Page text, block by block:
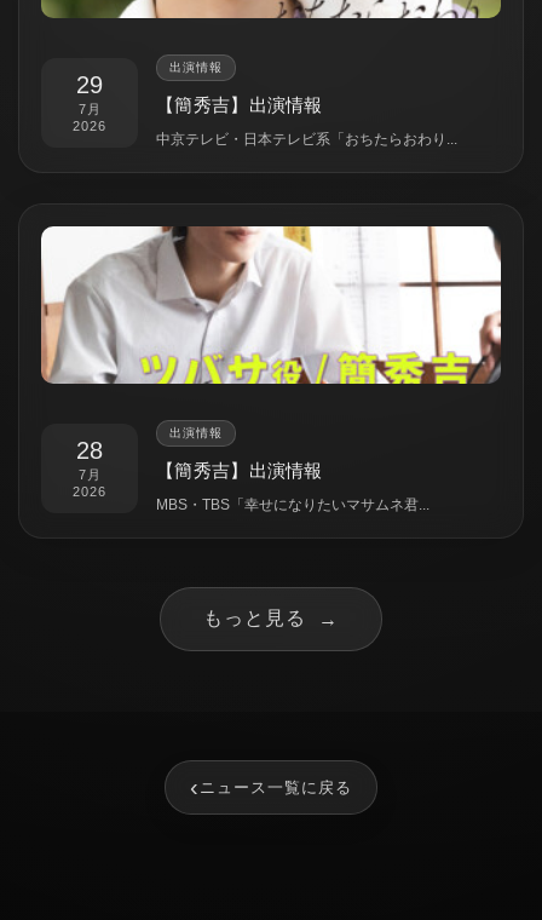
29
7月
2026
出演情報
【簡秀吉】出演情報
中京テレビ・日本テレビ系「おちたらおわり...
28
7月
2026
出演情報
【簡秀吉】出演情報
MBS・TBS「幸せになりたいマサムネ君...
もっと見る →
‹ ニュース一覧に戻る